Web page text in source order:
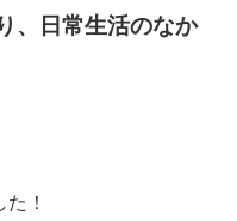
、日常生活のなか
！